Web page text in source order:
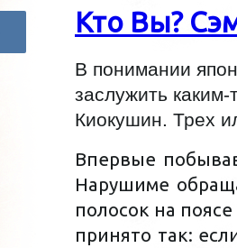
Кто Вы?
В понимании
заслужить
Киокушин. Трех
Впервые
Нарушиме
полосок на
принято так: